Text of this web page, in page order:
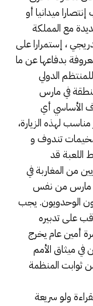
ميدانيا أو
مع المملكة
، إستمرارا على
بدفاعها عن ما
الدولي
في مارس
الأساسي أي
لهذه الزيارة،
تندوف و
اللعبة قد
من المغاربة في
مسيرة ضخمة بالدار البيضاء و أخرى في 13 مارس من نفس
الوحدويون. يجب
على تدبيره
أمين عام يخرج
ميثاق الأمم
ثوابت المنظمة
ولو سريعة